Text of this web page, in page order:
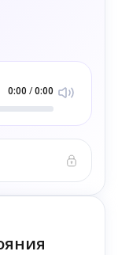
0:00 /0:00